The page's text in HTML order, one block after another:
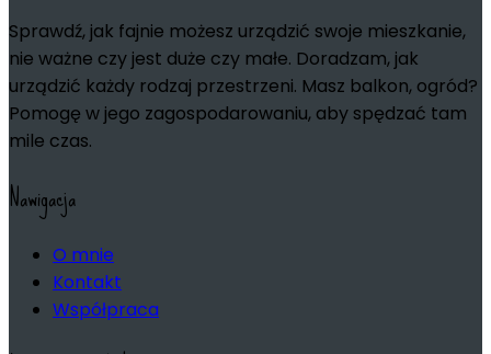
Sprawdź, jak fajnie możesz urządzić swoje mieszkanie,
nie ważne czy jest duże czy małe. Doradzam, jak
urządzić każdy rodzaj przestrzeni. Masz balkon, ogród?
Pomogę w jego zagospodarowaniu, aby spędzać tam
mile czas.
Nawigacja
O mnie
Kontakt
Współpraca